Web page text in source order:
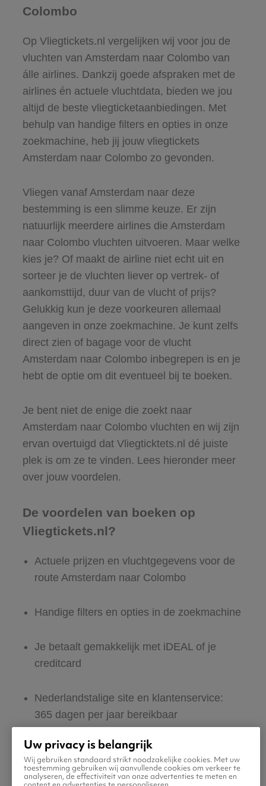
Colombo
Op Vliegtickets.nl vergelijken wij voor jou de
vluchten van Amsterdam naar Colombo van
álle airlines. Dankzij goede afspraken met de
airlines én actuele vluchtdata, bieden we jou
altijd de beste vliegticketaanbiedingen. Met
behulp van handige filters en opties in onze
zoekmachine, heb jij jouw vliegtickets
Amsterdam naar Colombo zo gevonden.
Vliegen vanaf Amsterdam naar deze
bestemming is een slimme keuze. Er zijn
natuurlijk meerdere airlines die Amsterdam
naar Colombo vluchten uitvoeren. Maar welke
kies je? Of maakt de airline niet echt uit en
sorteer je de vluchten liever op vertrek- of
aankomsttijd, duur van de vlucht of prijs?
Gelukkig kun je deze voorkeuren allemaal
aangeven in onze zoekmachine. Je kunt zelfs
direct zien of bagage voor de vlucht
Amsterdam naar Colombo inbegrepen is en je
hebt de optie om dit eventueel bij te boeken.
Je bent niet de enige die zoekt naar
Amsterdam naar Colombo vluchten en wij zijn
ervan overtuigd dat Vliegticktets.nl dé juiste
plek is om ze te vinden. Lees hieronder meer
over jouw voordelen.
De voordelen van boeken op
Vliegtickets.nl?
Actuele prijzen en vluchtgegevens voor de
route Amsterdam naar Colombo
Handige filters en opties in de zoekmachine
Je betaalt gemakkelijk met iDEAL of je
creditcard
Nederlandstalige site en klantenservice:
365 dagen per jaar bereikbaar
Zeker van veilig boeken en betalen
Boek ook direct een hotel of huurauto voor
Uw privacy is belangrijk
Wij gebruiken standaard strikt noodzakelijke cookies. Met uw
toestemming gebruiken wij aanvullende cookies om verkeer te
analyseren, de effectiviteit van onze advertenties te meten en